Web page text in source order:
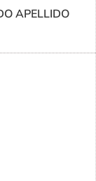
APELLIDO